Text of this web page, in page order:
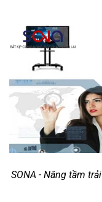
SONA - Nâng tầm